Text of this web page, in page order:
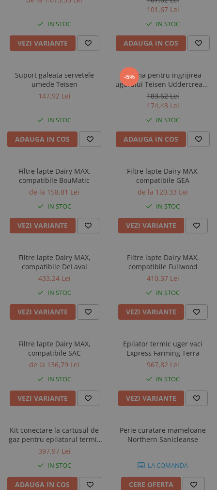
IN STOC
VEZI VARIANTE
101,67 Lei
IN STOC
ADAUGA IN COS
Suport galeata servetele
umede Teisen
147,92 Lei
IN STOC
ADAUGA IN COS
-5%
Crema pentru ingrijirea
ugerului Teisen Uddercream,
flacon 2,5 l
183,62 Lei
174,43 Lei
IN STOC
ADAUGA IN COS
Filtre lapte Dairy MAX,
compatibile BouMatic
de la 158,81 Lei
IN STOC
VEZI VARIANTE
Filtre lapte Dairy MAX,
compatibile GEA
de la 120,33 Lei
IN STOC
VEZI VARIANTE
Filtre lapte Dairy MAX,
compatibile DeLaval
433,24 Lei
IN STOC
VEZI VARIANTE
Filtre lapte Dairy MAX,
compatibile Fullwood
410,37 Lei
IN STOC
VEZI VARIANTE
Filtre lapte Dairy MAX,
compatibile SAC
de la 136,79 Lei
IN STOC
VEZI VARIANTE
Epilator termic uger vaci
Express Farming Terra
967,82 Lei
IN STOC
VEZI VARIANTE
Kit conectare la cartusul de
gaz pentru epilatorul termic
uger vaci Express Farming
397,97 Lei
IN STOC
ADAUGA IN COS
Perie curatare mameloane
Northern Sanicleanse
LA COMANDA
CERE OFERTA